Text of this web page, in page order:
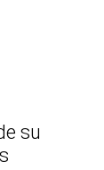
su